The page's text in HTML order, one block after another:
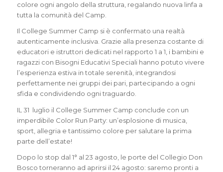
colore ogni angolo della struttura, regalando nuova linfa a
tutta la comunità del Camp.
Il College Summer Camp si è confermato una realtà
autenticamente inclusiva. Grazie alla presenza costante di
educatori e istruttori dedicati nel rapporto 1 a 1, i bambini e
ragazzi con Bisogni Educativi Speciali hanno potuto vivere
l’esperienza estiva in totale serenità, integrandosi
perfettamente nei gruppi dei pari, partecipando a ogni
sfida e condividendo ogni traguardo.
IL 31 luglio il College Summer Camp conclude con un
imperdibile Color Run Party: un’esplosione di musica,
sport, allegria e tantissimo colore per salutare la prima
parte dell’estate!
Dopo lo stop dal 1° al 23 agosto, le porte del Collegio Don
Bosco torneranno ad aprirsi il 24 agosto: saremo pronti a